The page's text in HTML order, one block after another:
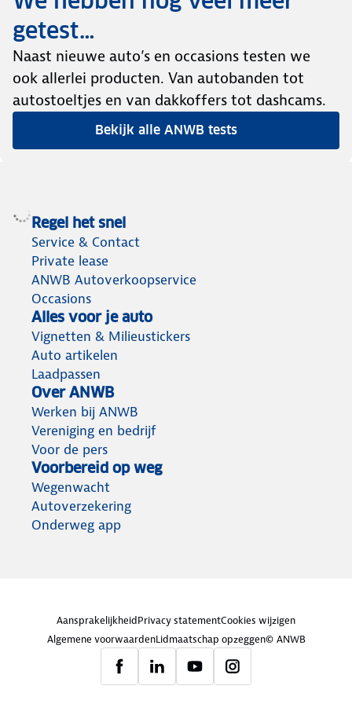
getest…
Naast nieuwe auto’s en occasions testen we
ook allerlei producten. Van autobanden tot
autostoeltjes en van dakkoffers tot dashcams.
Bekijk alle ANWB tests
Regel het snel
Service & Contact
Private lease
ANWB Autoverkoopservice
Occasions
Alles voor je auto
Vignetten & Milieustickers
Auto artikelen
Laadpassen
Over ANWB
Werken bij ANWB
Vereniging en bedrijf
Voor de pers
Voorbereid op weg
Wegenwacht
Autoverzekering
Onderweg app
AansprakelijkheidPrivacy statementCookies wijzigen
Algemene voorwaardenLidmaatschap opzeggen© ANWB